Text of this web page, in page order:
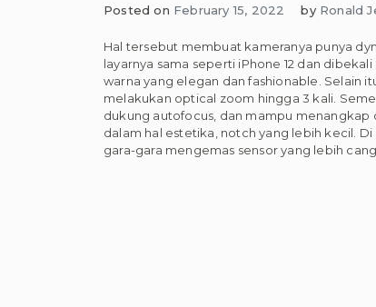
Posted on February 15, 2022 by Ronald
Hal tersebut membuat kameranya punya
layarnya sama seperti iPhone 12 dan
warna yang elegan dan fashionable. Selain
melakukan optical zoom hingga 3 kali.
dukung autofocus, dan mampu menangkap
dalam hal estetika, notch yang lebih kecil.
gara-gara mengemas sensor yang lebih